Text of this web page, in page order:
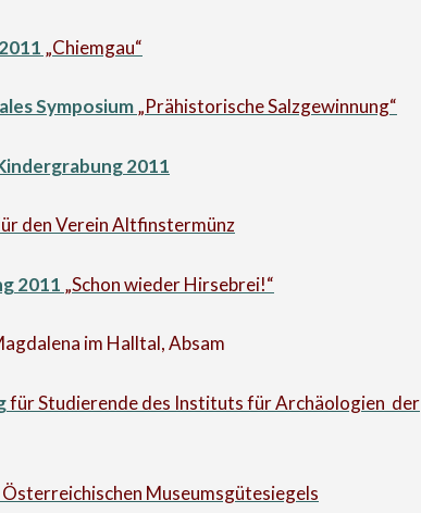
„Chiemgau“
Symposium„Prähistorische Salzgewinnung“
2011
den Verein Altfinstermünz
2011 „Schon wieder Hirsebrei!“
im Halltal, Absam
für Studierende des Instituts für Archäologien der
Österreichischen Museumsgütesiegels